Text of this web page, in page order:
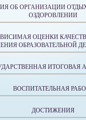
ОБ ОРГАНИЗАЦИИ
ОЗДОРОВЛЕНИИ
ОЦЕНКИ
ОБРАЗОВАТЕЛЬНОЙ
ИТОГОВАЯ
ВОСПИТАТЕЛЬНАЯ
ДОСТИЖЕНИЯ